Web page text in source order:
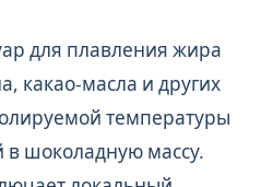
для плавления жира
какао-масла и других
температуры
в шоколадную массу.